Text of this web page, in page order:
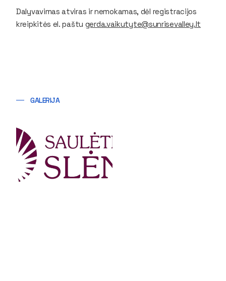
Dalyvavimas atviras ir nemokamas, dėl registracijos
kreipkitės el. paštu gerda.vaikutyte@sunrisevalley.lt
GALERIJA